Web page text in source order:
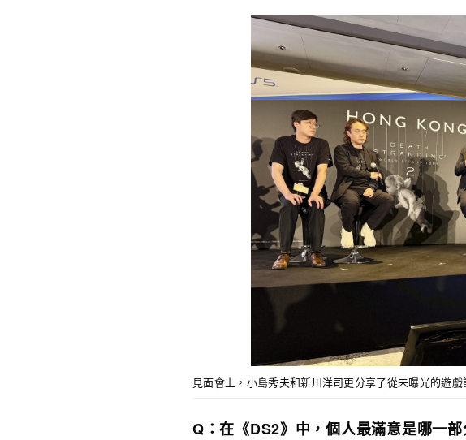
見面會上，小島秀夫和新川洋司更分享了從未曝光的遊戲
Q：在《DS2》中，個人最滿意是哪一部